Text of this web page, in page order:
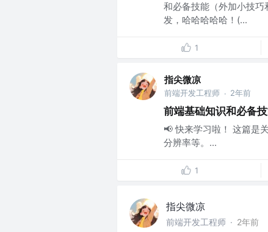
和必备技能（外加小技
发，哈哈哈哈哈！(...
1
指尖微凉
前端开发工程师 · 2年前
前端基础知识和必备
📢 快来学习啦！ 这篇是
分辨率等。...
1
指尖微凉
前端开发工程师 · 2年前